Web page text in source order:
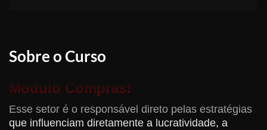
Sobre o Curso
Modulo Compras!
Esse setor é o responsável direto pelas estratégias
que influenciam diretamente a lucratividade, a